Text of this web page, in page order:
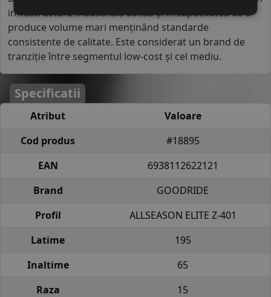
infrastructura industrială solidă și în capacitatea de a
produce volume mari menținând standarde
consistente de calitate. Este considerat un brand de
tranziție între segmentul low-cost și cel mediu.
Specificatii
Atribut
Valoare
Cod produs
#18895
EAN
6938112622121
Brand
GOODRIDE
Profil
ALLSEASON ELITE Z-401
Latime
195
Inaltime
65
Raza
15